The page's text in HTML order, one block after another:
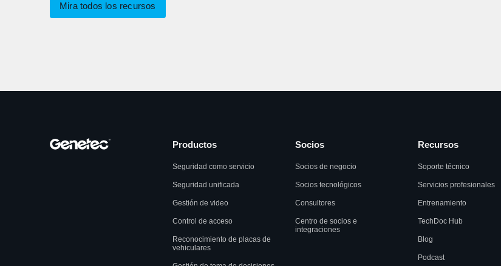
Mira todos los recursos
Productos
Seguridad como servicio
Seguridad unificada
Gestión de video
Control de acceso
Reconocimiento de placas de
vehiculares
Socios
Socios de negocio
Socios tecnológicos
Consultores
Centro de socios e
integraciones
Recursos
Soporte técnico
Servicios profesionales
Entrenamiento
TechDoc Hub
Blog
Podcast